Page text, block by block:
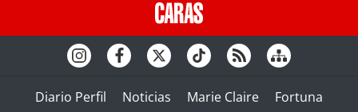
Diario Perfil Noticias Marie Claire
Fortuna